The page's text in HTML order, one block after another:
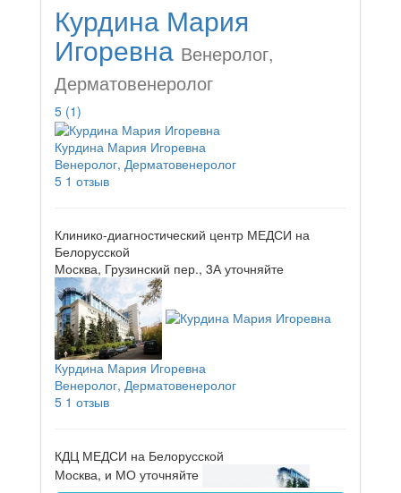
Курдина Мария
Игоревна Венеролог,
Дерматовенеролог
5 (1)
Курдина Мария Игоревна
Венеролог, Дерматовенеролог
5 1 отзыв
Клинико-диагностический центр МЕДСИ на
Белорусской
Москва, Грузинский пер., 3А уточняйте
Курдина Мария Игоревна
Венеролог, Дерматовенеролог
5 1 отзыв
КДЦ МЕДСИ на Белорусской
Москва, и МО уточняйте